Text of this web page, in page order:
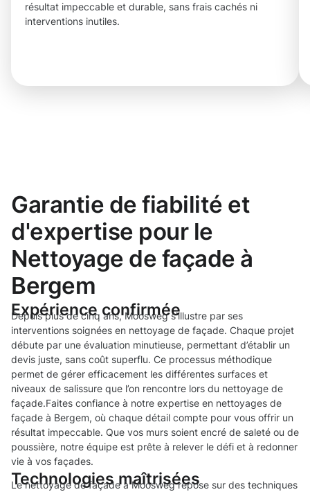
résultat impeccable et durable, sans frais cachés ni
interventions inutiles.
Garantie de fiabilité et
d'expertise pour le
Nettoyage de façade à
Bergem
Expérience confirmée
Depuis plus de cinq ans, Moosweg s’illustre par ses
interventions soignées en nettoyage de façade. Chaque projet
débute par une évaluation minutieuse, permettant d’établir un
devis juste, sans coût superflu. Ce processus méthodique
permet de gérer efficacement les différentes surfaces et
niveaux de salissure que l’on rencontre lors du nettoyage de
façade.Faites confiance à notre expertise en nettoyages de
façade à Bergem, où chaque détail compte pour vous offrir un
résultat impeccable. Que vos murs soient encré de saleté ou de
poussière, notre équipe est prête à relever le défi et à redonner
vie à vos façades.
Technologies maîtrisées
Le nettoyage de façade à Moosweg repose sur des techniques